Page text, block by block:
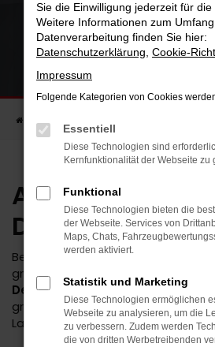
DEN HATTRICK
DRITTE
Startseite
AUTO BILD:
Dinge sind 3
Bereits im dritten Jahr in Folge
größter Auto-Fachzeitschrift
Deutschlands besten
großartige Leistung, die es
Landkreis Freudenstadt wohl noch
Sie die Einwilligung jederzeit für die
Weitere Informationen zum
Datenverarbeitung finden Sie hier:
Datenschutzerklärung Cookie-
Impressum
Folgende Kategorien von Cookies
Essentiell
Diese Technologien sind
Kernfunktionalität der Webseite zu
Funktional
Diese Technologien bieten die
der Webseite. Services von
Maps, Chats,
werden aktiviert.
Statistik und Marketing
Diese Technologien ermöglichen
Webseite zu analysieren, um die
zu verbessern. Zudem werden
die von dritten Werbetreibenden